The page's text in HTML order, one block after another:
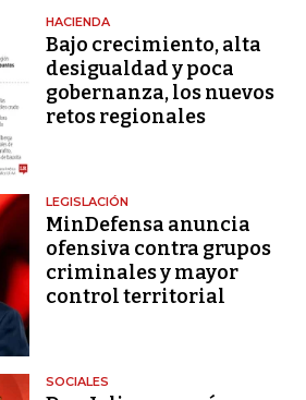
HACIENDA
Bajo crecimiento, alta
desigualdad y poca
gobernanza, los nuevos
retos regionales
LEGISLACIÓN
MinDefensa anuncia
ofensiva contra grupos
criminales y mayor
control territorial
SOCIALES